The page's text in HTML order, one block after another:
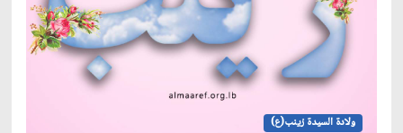
ولادة السيدة زينب(ع)